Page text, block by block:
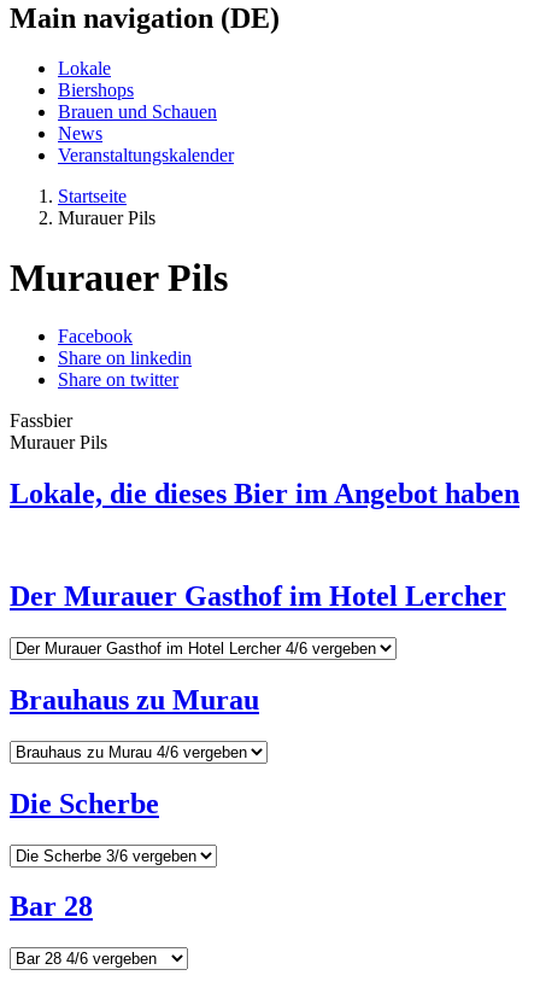
Main navigation (DE)
Lokale
Biershops
Brauen und Schauen
News
Veranstaltungskalender
Startseite
Murauer Pils
Murauer Pils
Facebook
Share on linkedin
Share on twitter
Fassbier
Murauer Pils
Lokale, die dieses Bier im Angebot haben
Der Murauer Gasthof im Hotel Lercher
Brauhaus zu Murau
Die Scherbe
Bar 28